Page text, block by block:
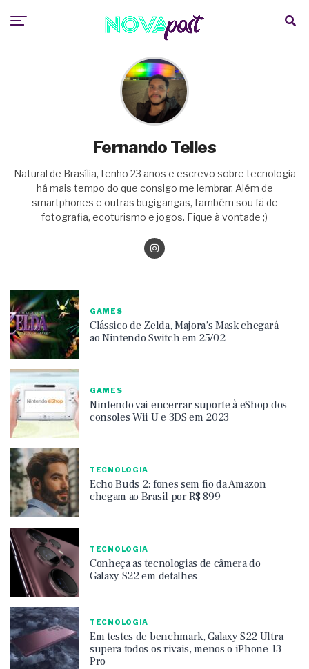
Fernando Telles
Natural de Brasília, tenho 23 anos e escrevo sobre tecnologia
há mais tempo do que consigo me lembrar. Além de
smartphones e outras bugigangas, também sou fã de
fotografia, ecoturismo e jogos. Fique à vontade ;)
GAMES
Clássico de Zelda, Majora’s Mask chegará
ao Nintendo Switch em 25/02
GAMES
Nintendo vai encerrar suporte à eShop dos
consoles Wii U e 3DS em 2023
TECNOLOGIA
Echo Buds 2: fones sem fio da Amazon
chegam ao Brasil por R$ 899
TECNOLOGIA
Conheça as tecnologias de câmera do
Galaxy S22 em detalhes
TECNOLOGIA
Em testes de benchmark, Galaxy S22 Ultra
supera todos os rivais, menos o iPhone 13
Pro